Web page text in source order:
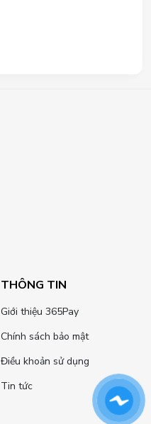
THÔNG TIN
Giới thiệu 365Pay
Chính sách bảo mật
Điều khoản sử dụng
Tin tức